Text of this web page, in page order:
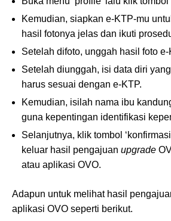
Kemudian, siapkan e-KTP-mu
hasil fotonya jelas dan ikuti
Setelah difoto, unggah hasil foto e-
Setelah diunggah, isi data diri
harus sesuai dengan e-KTP.
Kemudian, isilah nama ibu
guna kepentingan identifikasi
Selanjutnya, klik tombol
keluar hasil pengajuan upgrade
atau aplikasi OVO.
Adapun untuk melihat hasil
aplikasi OVO seperti berikut.